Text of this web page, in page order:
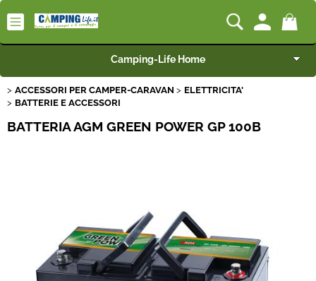
Camping-Life Home
Articoli per Camper e Caravan
Articoli per Furgonati e Van
BEST SELLER
Rimorchi
ACCESSORI PER CAMPER-CARAVAN
ELETTRICITA'
BATTERIE E ACCESSORI
BATTERIA AGM GREEN POWER GP 100B